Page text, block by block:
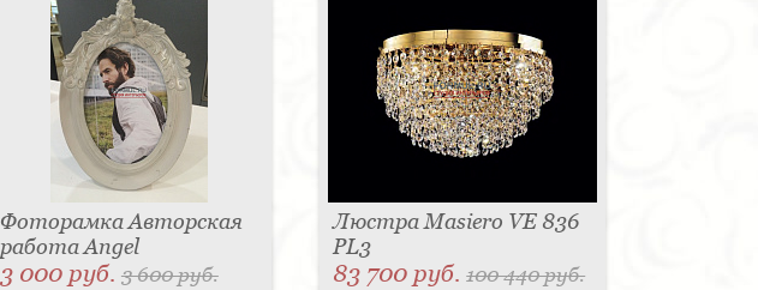
Фоторамка Авторская
работа Angel
3 000 руб. 3 600 руб.
Люстра Masiero VE 836
PL3
83 700 руб.100 440 руб.